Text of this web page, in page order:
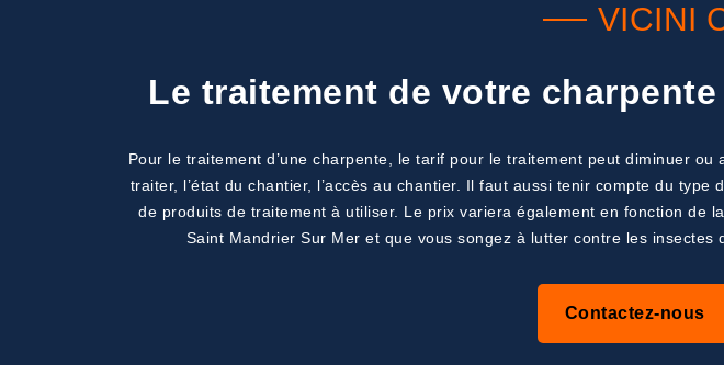
VICINI
Le traitement de votre
Pour le traitement d’une charpente, le tarif pour le traitement peut diminuer
traiter, l’état du chantier, l’accès au chantier. Il faut aussi tenir compte du
de produits de traitement à utiliser. Le prix variera également en fonction de
Saint Mandrier Sur Mer et que vous songez à lutter contre les
Contactez-nous